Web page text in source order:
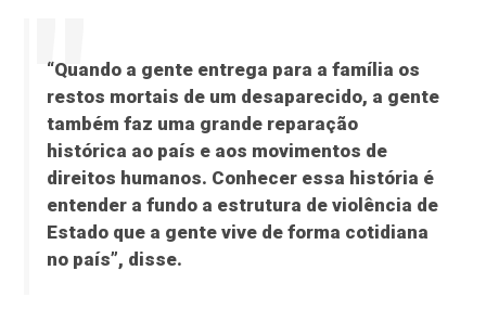
“Quando a gente entrega para a família os
restos mortais de um desaparecido, a gente
também faz uma grande reparação
histórica ao país e aos movimentos de
direitos humanos. Conhecer essa história é
entender a fundo a estrutura de violência de
Estado que a gente vive de forma cotidiana
no país”, disse.